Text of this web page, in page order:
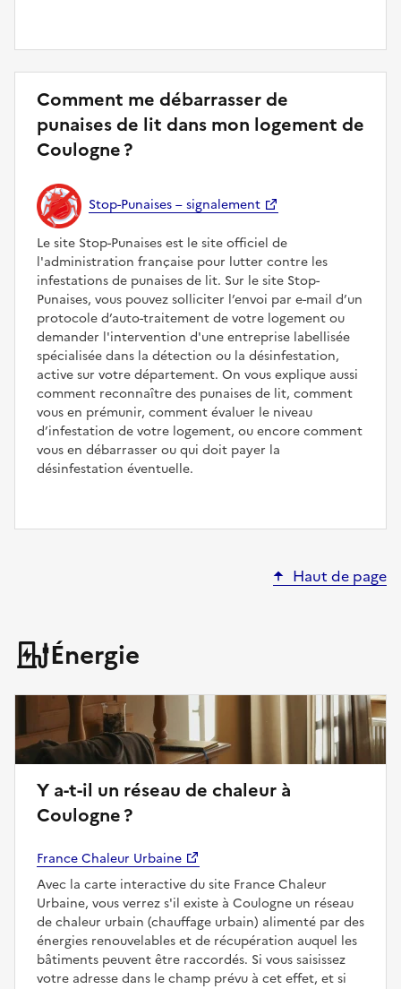
Comment me débarrasser de
punaises de lit dans mon logement de
Coulogne ?
Stop-Punaises – signalement
Le site Stop-Punaises est le site officiel de
l'administration française pour lutter contre les
infestations de punaises de lit. Sur le site Stop-
Punaises, vous pouvez solliciter l’envoi par e-mail d’un
protocole d’auto-traitement de votre logement ou
demander l'intervention d'une entreprise labellisée
spécialisée dans la détection ou la désinfestation,
active sur votre département. On vous explique aussi
comment reconnaître des punaises de lit, comment
vous en prémunir, comment évaluer le niveau
d’infestation de votre logement, ou encore comment
vous en débarrasser ou qui doit payer la
désinfestation éventuelle.
Haut de page
Énergie
Y a-t-il un réseau de chaleur à
Coulogne ?
France Chaleur Urbaine
Avec la carte interactive du site France Chaleur
Urbaine, vous verrez s'il existe à Coulogne un réseau
de chaleur urbain (chauffage urbain) alimenté par des
énergies renouvelables et de récupération auquel les
bâtiments peuvent être raccordés. Si vous saisissez
votre adresse dans le champ prévu à cet effet, et si